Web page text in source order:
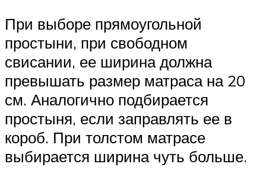
При выборе прямоугольной
простыни, при свободном
свисании, ее ширина должна
превышать размер матраса на 20
см. Аналогично подбирается
простыня, если заправлять ее в
короб. При толстом матрасе
выбирается ширина чуть больше.